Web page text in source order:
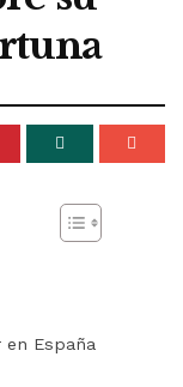
España